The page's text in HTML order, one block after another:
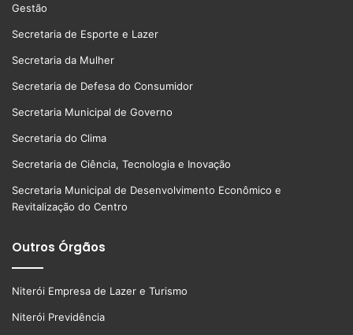
Gestão
Secretaria de Esporte e Lazer
Secretaria da Mulher
Secretaria de Defesa do Consumidor
Secretaria Municipal de Governo
Secretaria do Clima
Secretaria de Ciência, Tecnologia e Inovação
Secretaria Municipal de Desenvolvimento Econômico e
Revitalização do Centro
Outros Órgãos
Niterói Empresa de Lazer e Turismo
Niterói Previdência